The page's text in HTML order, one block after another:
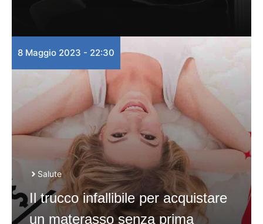
8 Maggio 2023 - 22:30
Salute
Il trucco infallibile per acquistare
un materasso senza prima